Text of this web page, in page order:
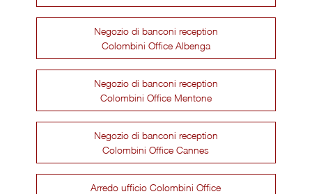
Negozio di banconi reception
Colombini Office Albenga
Negozio di banconi reception
Colombini Office Mentone
Negozio di banconi reception
Colombini Office Cannes
Arredo ufficio Colombini Office